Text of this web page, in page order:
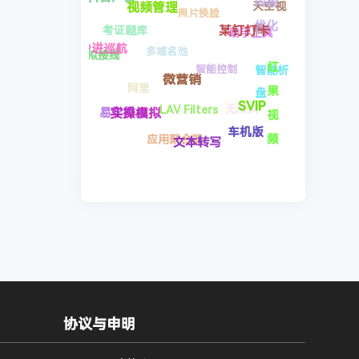
无限次
红果视频
文本转写
应用聚合器
LAV Filters
内容优
卡
微营销
实操模拟
易学排盘
阿里
过
一
键
换
脸
视频管理
秒进巡航
虚拟接线
考证题库
断盘分析
抖音广告
协议与申明